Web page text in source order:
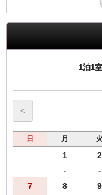
園内にはたくさんの動物
こちらは入園料金のみと
フルコースバス・ナイト
能です。
ご予約完了後に入園さ
当館では入場時間の関係
す。
宿泊当日のご利用の場
※このプランは入場券の
せんので予めご了承くだ
1泊1
<
日 月 火
1
-
2
-
7 8 9